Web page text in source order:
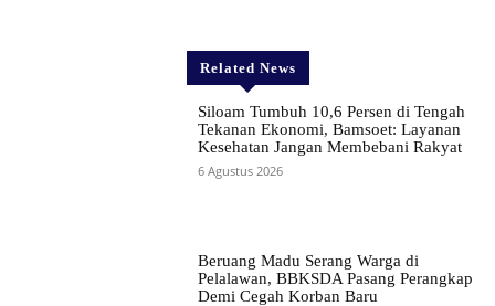
Related News
Siloam Tumbuh 10,6 Persen di Tengah
Tekanan Ekonomi, Bamsoet: Layanan
Kesehatan Jangan Membebani Rakyat
6 Agustus 2026
Beruang Madu Serang Warga di
Pelalawan, BBKSDA Pasang Perangkap
Demi Cegah Korban Baru